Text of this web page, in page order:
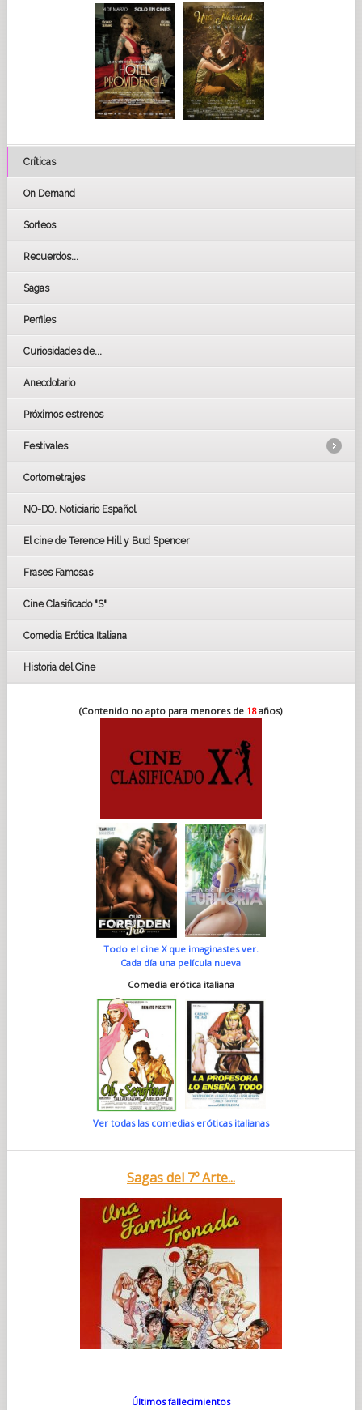
Críticas
On Demand
Sorteos
Recuerdos...
Sagas
Perfiles
Curiosidades de...
Anecdotario
Próximos estrenos
Festivales
LOS OSCARS
GOYAS
BAFTA
Cortometrajes
NO-DO. Noticiario Español
El cine de Terence Hill y Bud Spencer
Frases Famosas
Cine Clasificado "S"
Comedia Erótica Italiana
Historia del Cine
(Contenido no apto para menores de 18años)
Todo el cine X que imaginastes ver.
Cada día una película nueva
Comedia erótica italiana
Ver todas las comedias eróticas italianas
Sagas del 7º Arte...
Últimos fallecimientos